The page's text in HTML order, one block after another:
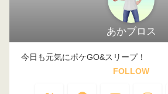
あかブロス
今日も元気にポケGO&スリープ！
FOLLOW